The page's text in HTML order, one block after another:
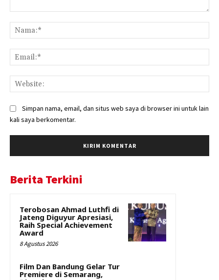
Simpan nama, email, dan situs web saya di browser ini untuk lain
kali saya berkomentar.
Berita Terkini
Terobosan Ahmad Luthfi di
Jateng Diguyur Apresiasi,
Raih Special Achievement
Award
8 Agustus 2026
Film Dan Bandung Gelar Tur
Premiere di Semarang,